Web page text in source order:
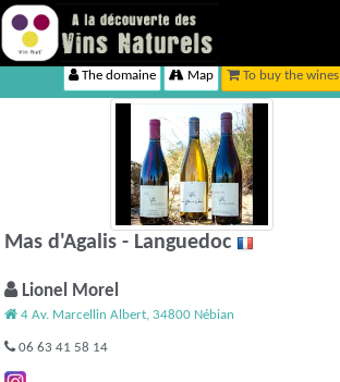
The domaine Map To buy the wines
Mas d'Agalis - Languedoc
Lionel Morel
4 Av. Marcellin Albert, 34800 Nébian
06 63 41 58 14